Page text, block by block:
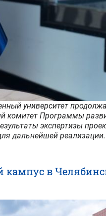
университет
Программы
экспертизы
дальнейшей реализации.
кампус в